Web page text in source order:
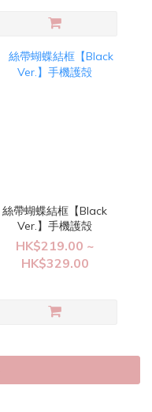
絲帶蝴蝶結框【Black
Ver.】手機護殻
HK$219.00 ~
HK$329.00